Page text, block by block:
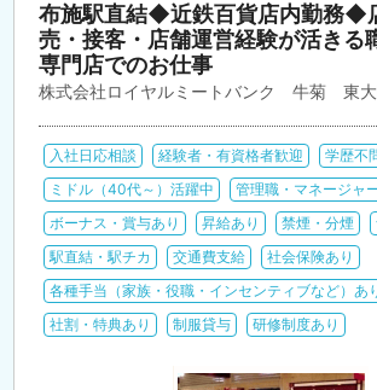
布施駅直結◆近鉄百貨店内勤務◆
売・接客・店舗運営経験が活き
専門店でのお仕事
株式会社ロイヤルミートバンク 牛菊 東
入社日応相談 経験者・有資格者歓迎 学歴不
ミドル（40代～）活躍中
管理職・マネージャ
ボーナス・賞与あり
昇給あり 禁煙・分煙
駅直結・駅チカ
交通費支給
社会保険あり
各種手当（家族・役職・インセンティブなど）あ
社割・特典あり
制服貸与 研修制度あり